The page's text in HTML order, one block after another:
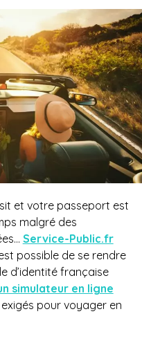
et votre passeport est
malgré des
Service-Public.fr
possible de se rendre
d’identité française
simulateur en ligne
pour voyager en